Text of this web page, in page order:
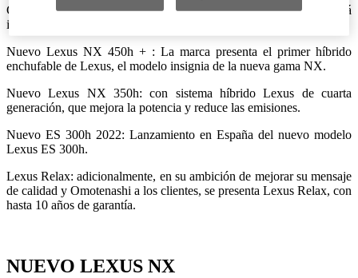
Con ocasión del Automovile Barcelona 2021 Lexus presentará
importantes novedades e iniciativas.
Nuevo Lexus NX 450h + : La marca presenta el primer híbrido
enchufable de Lexus, el modelo insignia de la nueva gama NX.
Nuevo Lexus NX 350h: con sistema híbrido Lexus de cuarta
generación, que mejora la potencia y reduce las emisiones.
Nuevo ES 300h 2022: Lanzamiento en España del nuevo modelo
Lexus ES 300h.
Lexus Relax: adicionalmente, en su ambición de mejorar su mensaje
de calidad y Omotenashi a los clientes, se presenta Lexus Relax, con
hasta 10 años de garantía.
NUEVO LEXUS NX